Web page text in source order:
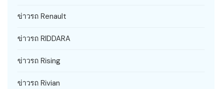
ข่าวรถ Renault
ข่าวรถ RIDDARA
ข่าวรถ Rising
ข่าวรถ Rivian